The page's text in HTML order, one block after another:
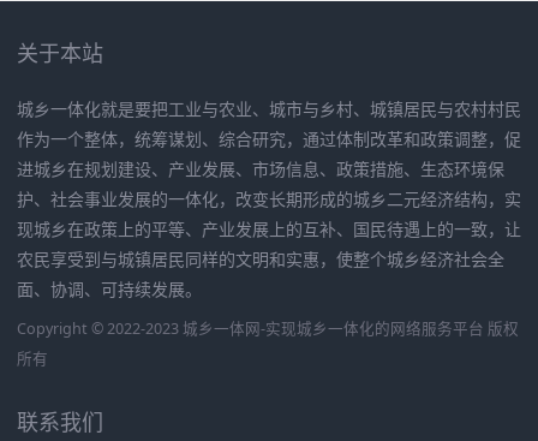
关于本站
城乡一体化就是要把工业与农业、城市与乡村、城镇居民与农村村民
作为一个整体，统筹谋划、综合研究，通过体制改革和政策调整，促
进城乡在规划建设、产业发展、市场信息、政策措施、生态环境保
护、社会事业发展的一体化，改变长期形成的城乡二元经济结构，实
现城乡在政策上的平等、产业发展上的互补、国民待遇上的一致，让
农民享受到与城镇居民同样的文明和实惠，使整个城乡经济社会全
面、协调、可持续发展。
Copyright © 2022-2023 城乡一体网-实现城乡一体化的网络服务平台 版权
所有
联系我们